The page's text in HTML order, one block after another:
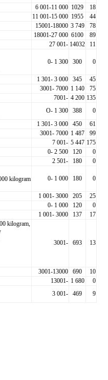
6 001-11 000 1029
18
11 001-15 000 1955
44
15001-18000 3 749
78
18001-27 000 6100
89
27 001- 14032
11
0- 1 300 300 0
1 301- 3 000 345
45
3001- 7000 1 140
75
7001- 4 200 135
O- 1 300 388
0
1 301- 3 000 450
61
3001- 7000 1 487
99
7 001- 5 447 175
0- 2 500 120
0
2 501-
180
0
kilogram
0- 1 000 180 0
1 001- 3000 205
25
0- 1 000 120
0
1 001- 3000
137
17
kilogram,
3001- 693 13
3001-13000 690
10
13001- 1 680
0
3 001- 469 9